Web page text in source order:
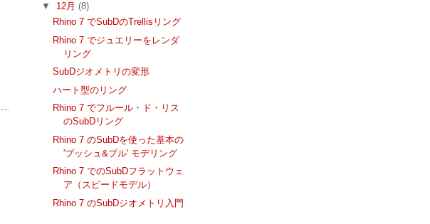
▼ 12月 (8)
Rhino 7 でSubDのTrellisリング
Rhino 7 でジュエリーをレンダ
リング
SubDジオメトリの変形
ハート型のリング
Rhino 7 でフルール・ド・リス
のSubDリング
Rhino 7 のSubDを使った基本の
'プッシュ&プル' モデリング
Rhino 7 でのSubDフラットウェ
ア（スピードモデル）
Rhino 7 のSubDジオメトリ入門